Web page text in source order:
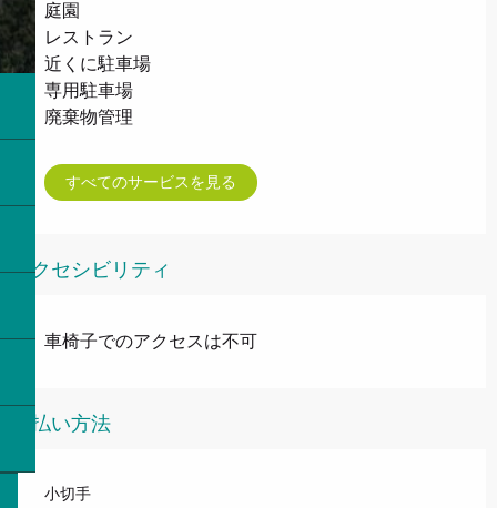
庭園
レストラン
近くに駐車場
専用駐車場
廃棄物管理
すべてのサービスを見る
アクセシビリティ
車椅子でのアクセスは不可
支払い方法
小切手